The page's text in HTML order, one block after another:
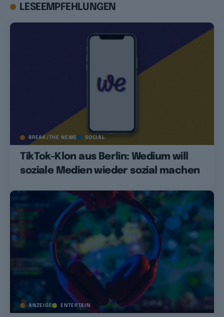
LESEEMPFEHLUNGEN
BREAK/THE NEWS SOCIAL
TikTok-Klon aus Berlin: Wedium will
soziale Medien wieder sozial machen
ANZEIGE ENTERTAIN